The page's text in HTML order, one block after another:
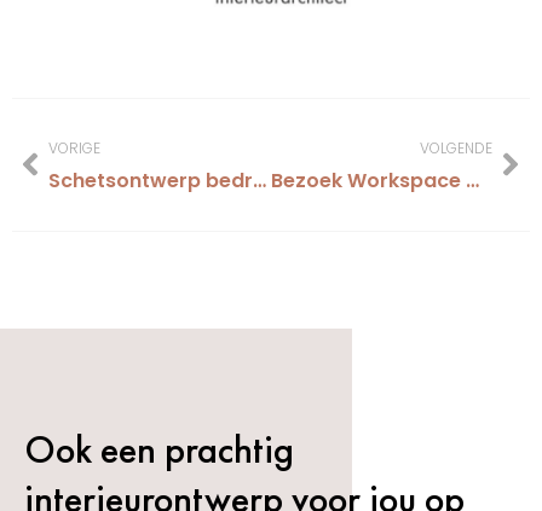
VORIGE
Schetsontwerp bedrijfsverzamelgebouw in oud gemeentehuis Gieten van Woonzorg Nederland goed ontvangen
VOLGENDE
Bezoek Workspace Design Show Rai Amsterdam
Ook een prachtig
interieurontwerp voor jou op